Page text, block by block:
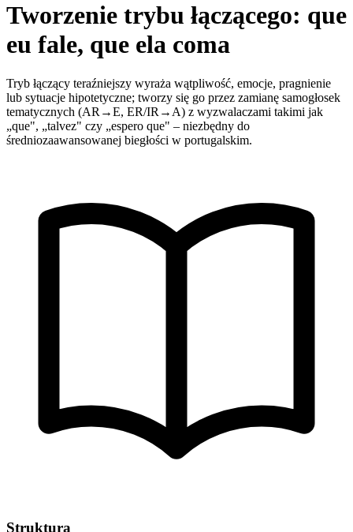
Tworzenie trybu łączącego: que
eu fale, que ela coma
Tryb łączący teraźniejszy wyraża wątpliwość, emocje, pragnienie
lub sytuacje hipotetyczne; tworzy się go przez zamianę samogłosek
tematycznych (AR→E, ER/IR→A) z wyzwalaczami takimi jak
„que", „talvez" czy „espero que" – niezbędny do
średniozaawansowanej biegłości w portugalskim.
Struktura